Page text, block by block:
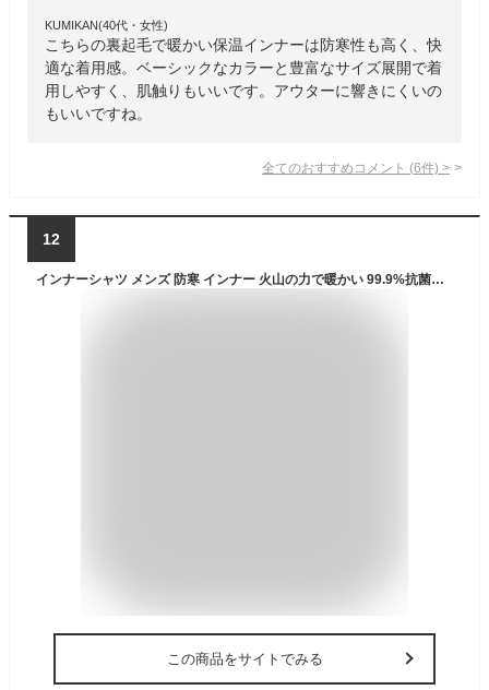
KUMIKAN(40代・女性)
こちらの裏起毛で暖かい保温インナーは防寒性も高く、快
適な着用感。ベーシックなカラーと豊富なサイズ展開で着
用しやすく、肌触りもいいです。アウターに響きにくいの
もいいですね。
全てのおすすめコメント (6件) >
12
インナーシャツ メンズ 防寒 インナー 火山の力で暖かい 99.9%抗菌で臭くない 裏起毛 シャツ あったかインナー 肌着 メンズ レディース 防寒インナー アンダーウェア 長袖 保温 冷え性 冷え性対策 冬 暖かいインナー あったかグッズ 防寒着 ラドウェザー
この商品をサイトでみる